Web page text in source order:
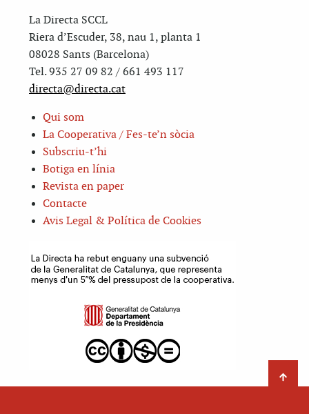
La Directa SCCL
Riera d’Escuder, 38, nau 1, planta 1
08028 Sants (Barcelona)
Tel. 935 27 09 82 / 661 493 117
directa@directa.cat
Qui som
La Cooperativa / Fes-te’n sòcia
Subscriu-t’hi
Botiga en línia
Revista en paper
Contacte
Avis Legal & Política de Cookies